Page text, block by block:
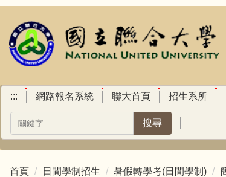
跳
主
要
區
::: 網路報名系統 聯大首頁 招生系所
搜尋
首頁 日間學制招生 暑假轉學考(日間學制)